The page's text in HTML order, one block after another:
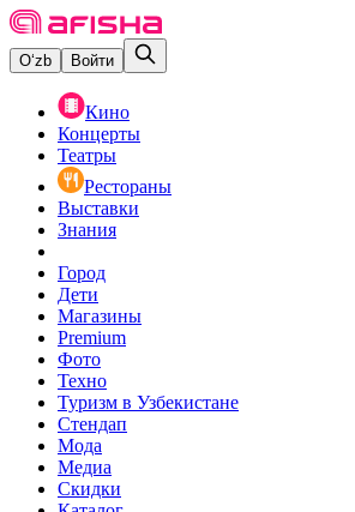
O‘zb Войти
Кино
Концерты
Театры
Рестораны
Выставки
Знания
Город
Дети
Магазины
Premium
Фото
Техно
Туризм в Узбекистане
Стендап
Мода
Медиа
Скидки